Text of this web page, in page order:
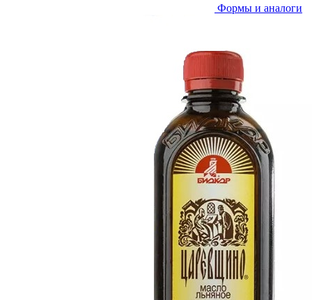
Формы и аналоги